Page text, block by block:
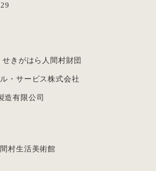
きがはら人間村財団
・サービス株式会社
造有限公司
村生活美術館